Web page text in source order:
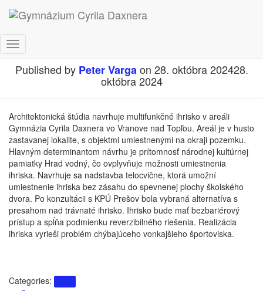
Toggle
Navigation
Published by Peter Varga on 28. októbra 202428.
októbra 2024
Architektonická štúdia navrhuje multifunkčné ihrisko v areáli
Gymnázia Cyrila Daxnera vo Vranove nad Topľou. Areál je v husto
zastavanej lokalite, s objektmi umiestnenými na okraji pozemku.
Hlavným determinantom návrhu je prítomnosť národnej kultúrnej
pamiatky Hrad vodný, čo ovplyvňuje možnosti umiestnenia
ihriska. Navrhuje sa nadstavba telocvične, ktorá umožní
umiestnenie ihriska bez zásahu do spevnenej plochy školského
dvora. Po konzultácii s KPÚ Prešov bola vybraná alternatíva s
presahom nad trávnaté ihrisko. Ihrisko bude mať bezbariérový
prístup a spĺňa podmienku reverzibilného riešenia. Realizácia
ihriska vyrieši problém chýbajúceho vonkajšieho športoviska.
Categories: